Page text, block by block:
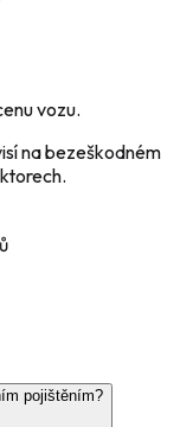
vozu.
na bezeškodném
pojištěním?